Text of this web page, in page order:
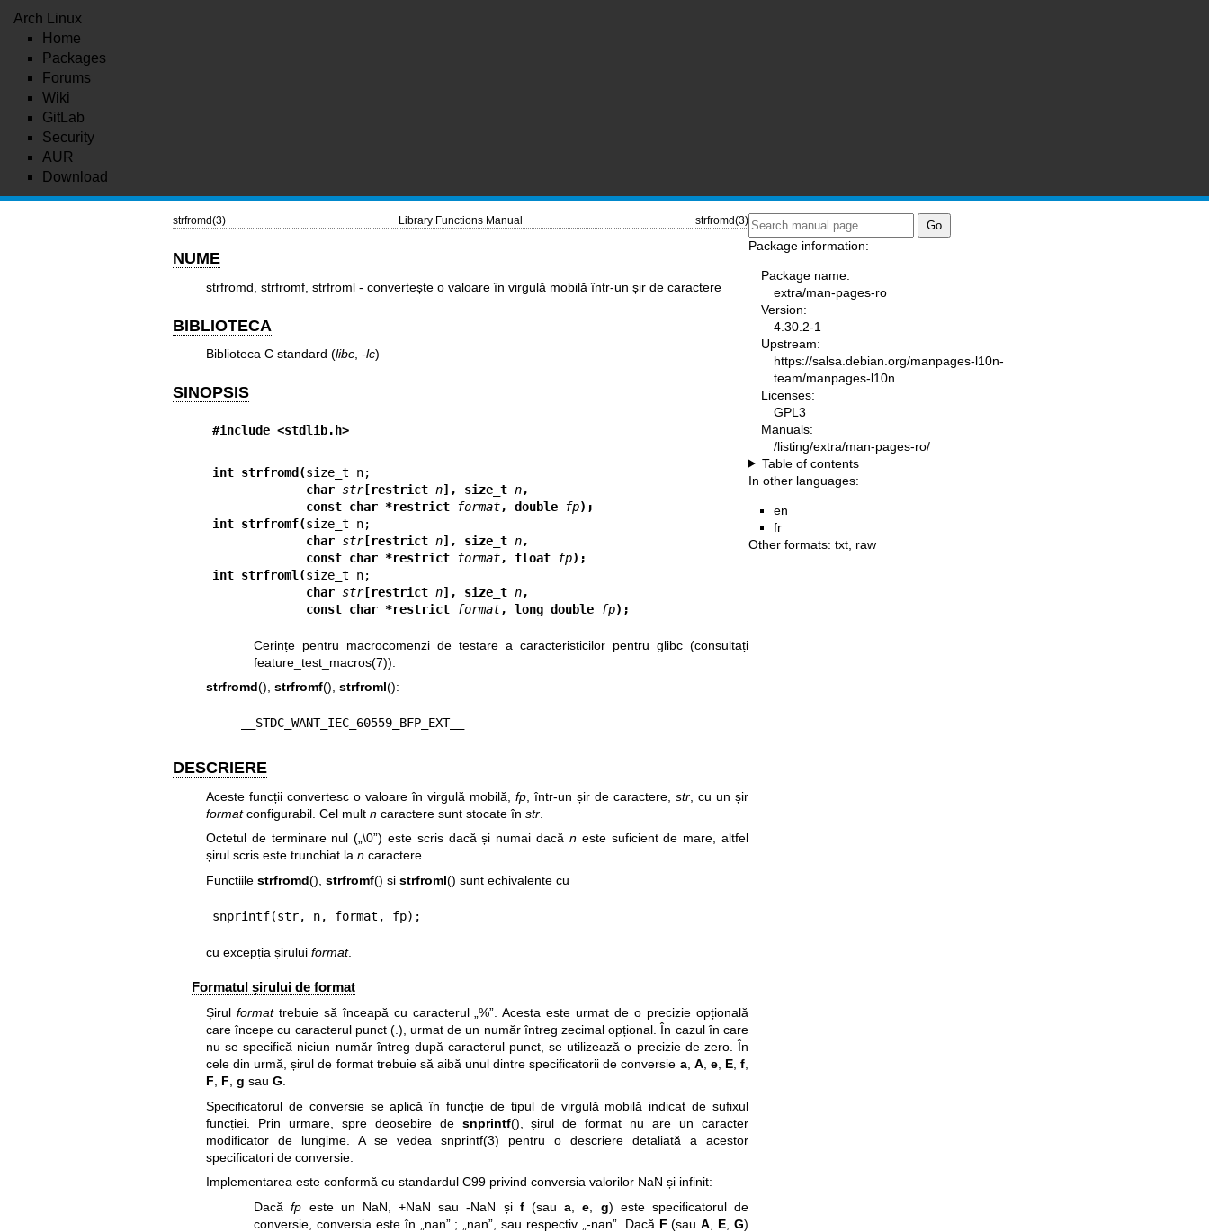
Arch Linux
Home
Packages
Forums
Wiki
GitLab
Security
AUR
Download
strfromd(3) Library Functions Manual strfromd(3)
NUME
strfromd, strfromf, strfroml - convertește o valoare în virgulă mobilă într-un șir de caractere
BIBLIOTECA
Biblioteca C standard (libc, -lc)
SINOPSIS
#include <stdlib.h>
int strfromd(
             char
str[restrict n], size_t n,
             const char *restrict
format, double fp);
int strfromf(
             char
str[restrict n], size_t n,
             const char *restrict
format, float fp);
int strfroml(
             char
str[restrict n], size_t n,
             const char *restrict
format, long double fp);
Cerințe pentru macrocomenzi de testare a caracteristicilor pentru glibc (consultați
feature_test_macros(7)):
strfromd(), strfromf(), strfroml():
    __STDC_WANT_IEC_60559_BFP_EXT__
DESCRIERE
Aceste funcții convertesc o valoare în virgulă mobilă, fp, într-un șir de caractere, str , cu un șir
formatconfigurabil. Cel mult ncaractere sunt stocate în str.
Octetul de terminare nul („\0”) este scris dacă și numai dacă neste suficient de mare, altfel
șirul scris este trunchiat la ncaractere.
Funcțiile strfromd(), strfromf() și strfroml() sunt echivalente cu
snprintf(str, n, format, fp);
cu excepția șirului format.
Formatul șirului de format
Șirul formattrebuie să înceapă cu caracterul „%”. Acesta este urmat de o precizie opțională
care începe cu caracterul punct (.), urmat de un număr întreg zecimal opțional. În cazul în care
nu se specifică niciun număr întreg după caracterul punct, se utilizează o precizie de zero. În
cele din urmă, șirul de format trebuie să aibă unul dintre specificatorii de conversie a, A, e, E,f,
F, F, g sau G.
Specificatorul de conversie se aplică în funcție de tipul de virgulă mobilă indicat de sufixul
funcției. Prin urmare, spre deosebire de snprintf(), șirul de format nu are un caracter
modificator de lungime. A se vedea snprintf(3) pentru o descriere detaliată a acestor
specificatori de conversie.
Implementarea este conformă cu standardul C99 privind conversia valorilor NaN și infinit:
Dacăfp este un NaN, +NaN sau -NaN și f(saua ,e g) este specificatorul de
conversie, conversia este în „nan” ; „nan”, sau respectiv „-nan”. Dacă F (sauA E ,G)
Package information:
Package name:
extra/man-pages-ro
Version:
4.30.2-1
Upstream:
https://salsa.debian.org/manpages-l10n-
team/manpages-l10n
Licenses:
GPL3
Manuals:
/listing/extra/man-pages-ro/
Table of contents
In other languages:
en
fr
Other formats: txt raw